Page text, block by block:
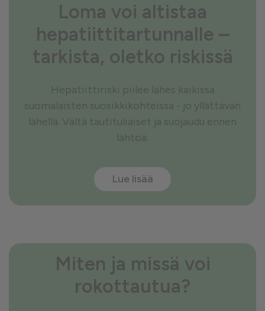
Loma voi altistaa
hepatiittitartunnalle –
tarkista, oletko riskissä
Hepatiittiriski piilee lähes kaikissa
suomalaisten suosikkikohteissa - jo yllättävän
lähellä. Vältä tautituliaiset ja suojaudu ennen
lähtöä.
Lue lisää
Miten ja missä voi
rokottautua?